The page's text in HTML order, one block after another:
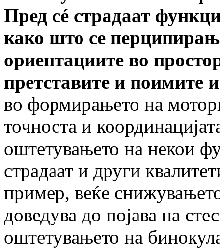
Пред сé страдаат
како што се
ориентациите во
претставите и поимите
во формирањето на
точноста и
оштетувањето на некои
страдаат и други
пример, веќе
доведува до појава на
оштетувањето на